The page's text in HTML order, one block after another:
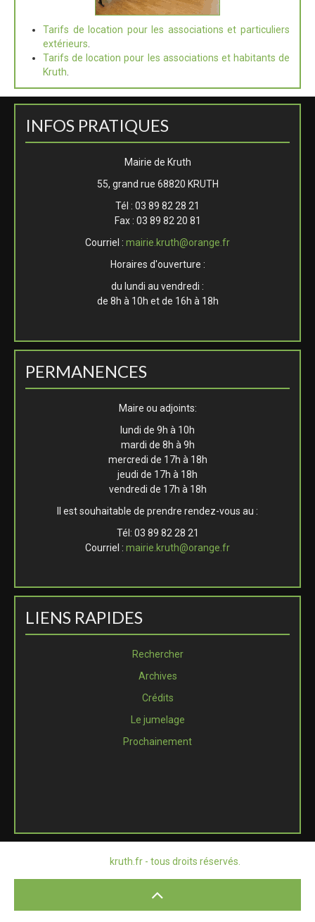
Tarifs de location pour les associations et particuliers
extérieurs
Tarifs de location pour les associations et habitants de
Kruth
INFOS PRATIQUES
Mairie de Kruth
55, grand rue 68820 KRUTH
Tél : 03 89 82 28 21
Fax : 03 89 82 20 81
Courriel : mairie.kruth@orange.fr
Horaires d'ouverture :
du lundi au vendredi :
de 8h à 10h et de 16h à 18h
PERMANENCES
Maire ou adjoints:
lundi de 9h à 10h
mardi de 8h à 9h
mercredi de 17h à 18h
jeudi de 17h à 18h
vendredi de 17h à 18h
Il est souhaitable de prendre rendez-vous au :
Tél: 03 89 82 28 21
Courriel : mairie.kruth@orange.fr
LIENS RAPIDES
Rechercher
Archives
Crédits
Le jumelage
Prochainement
kruth.fr - tous droits réservés.